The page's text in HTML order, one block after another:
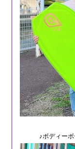
♪ボディー